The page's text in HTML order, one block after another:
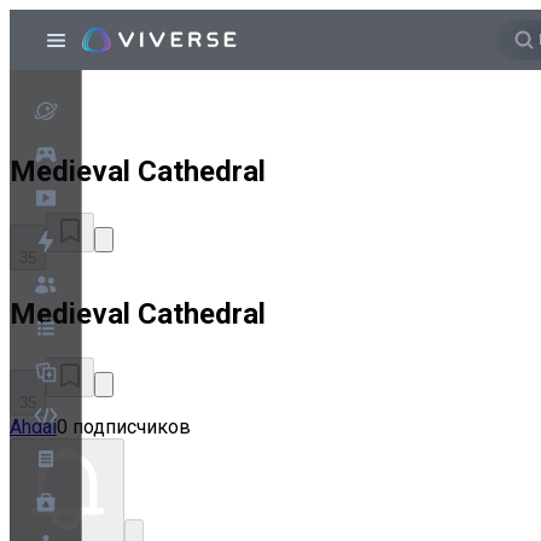
Medieval Cathedral
Medieval Cathedral
Ahdai0 подписчиков